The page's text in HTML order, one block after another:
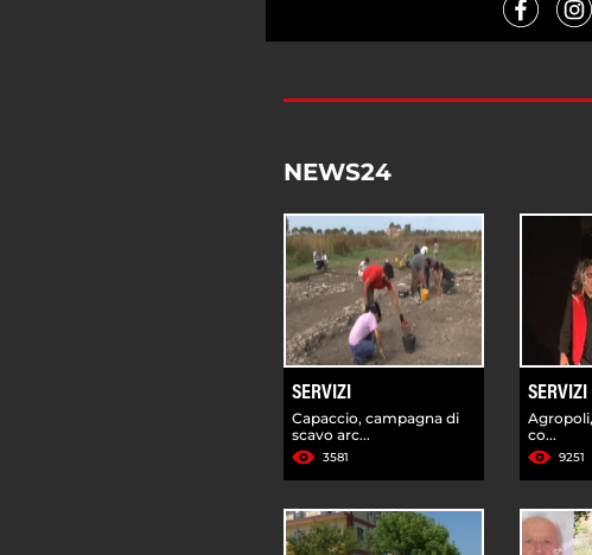
NEWS24
SERVIZI
Capaccio, campagna di
scavo arc...
3581
SERVIZI
co...
9251